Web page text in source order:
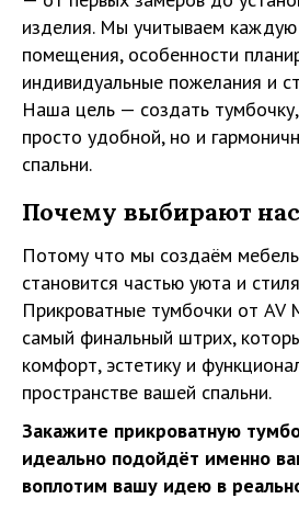
изделия. Мы учитываем каждую
помещения, особенности
индивидуальные пожелания и
Наша цель — создать
просто удобной, но и
спальни.
Почему выбирают
Потому что мы создаём
становится частью уюта и
Прикроватные тумбочки от AV
самый финальный штрих,
комфорт, эстетику и
пространстве вашей спальни.
Закажите прикроватную
идеально подойдёт именно
воплотим вашу идею в